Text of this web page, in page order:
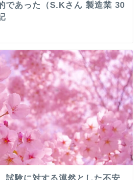
であった（S.Kさん 製造業 30